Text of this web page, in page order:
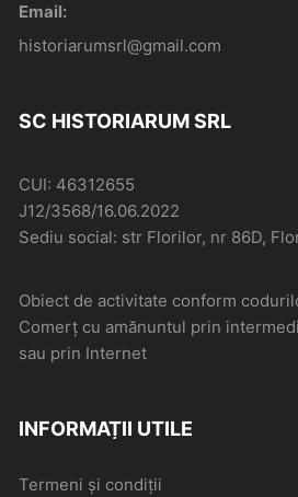
Email:
historiarumsrl@gmail.com
SC HISTORIARUM SRL
CUI: 46312655
J12/3568/16.06.2022
Sediu social: str Florilor, nr 86D,
Obiect de activitate conform
Comerţ cu amănuntul prin
sau prin Internet
INFORMAȚII UTILE
Termeni și condiții